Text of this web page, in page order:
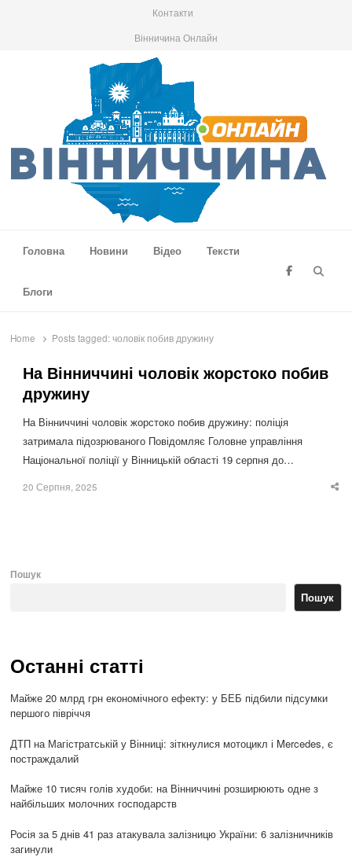
Контакти
Вінничина Онлайн
Головна
Новини Відео Тексти
Блоги
Home Posts tagged:чоловік побив дружину
На Вінниччині чоловік жорстоко побив
дружину
На Вінниччині чоловік жорстоко побив дружину: поліція
затримала підозрюваного Повідомляє Головне управління
Національної поліції у Вінницькій області 19 серпня до…
20 Серпня, 2025
Пошук
Пошук
Останні статті
Майже 20 млрд грн економічного ефекту: у БЕБ підбили підсумки
першого півріччя
ДТП на Магістратській у Вінниці: зіткнулися мотоцикл і Mercedes, є
постраждалий
Майже 10 тисяч голів худоби: на Вінниччині розширюють одне з
найбільших молочних господарств
Росія за 5 днів 41 раз атакувала залізницю України: 6 залізничників
загинули